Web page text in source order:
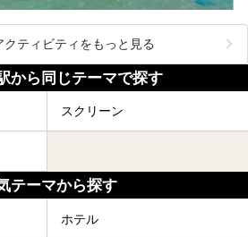
クティビティをもっと見る
から同じテーマで探す
スクリーン
テーマから探す
ホテル